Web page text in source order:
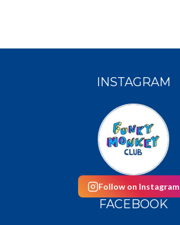
INSTAGRAM
Follow on Instagram
FACEBOOK